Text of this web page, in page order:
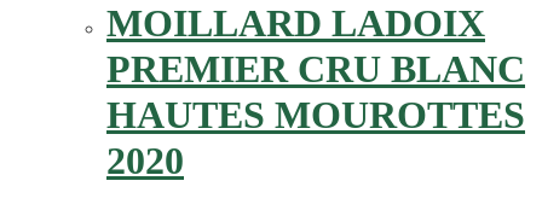
MOILLARD LADOIX
PREMIER CRU BLANC
HAUTES MOUROTTES
2020